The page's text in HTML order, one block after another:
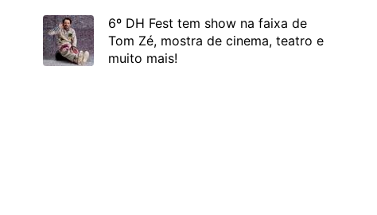
6º DH Fest tem show na faixa de
Tom Zé, mostra de cinema, teatro e
muito mais!